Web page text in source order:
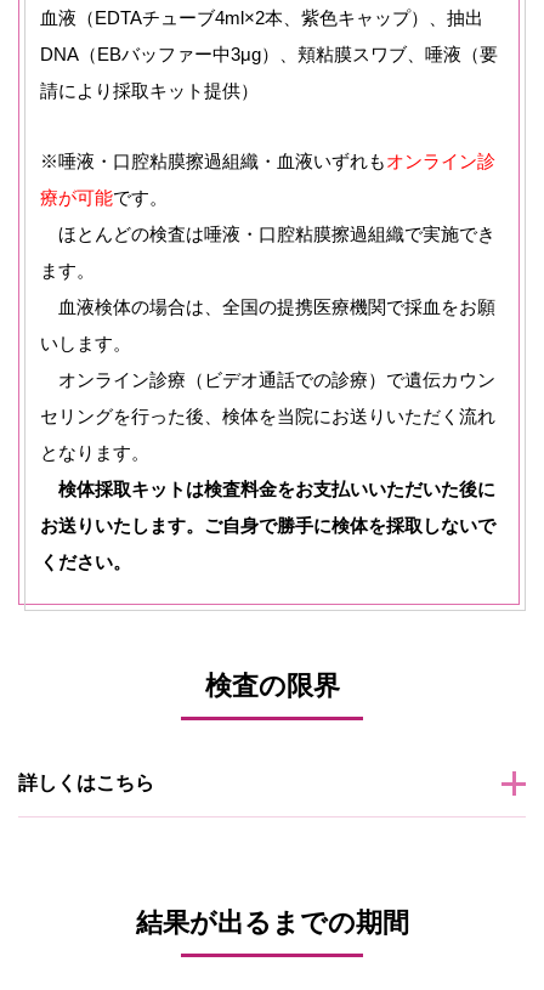
血液（EDTAチューブ4ml×2本、紫色キャップ）、抽出
DNA（EBバッファー中3μg）、頬粘膜スワブ、唾液（要
請により採取キット提供）
※唾液・口腔粘膜擦過組織・血液いずれもオンライン診
療が可能です。
ほとんどの検査は唾液・口腔粘膜擦過組織で実施でき
ます。
血液検体の場合は、全国の提携医療機関で採血をお願
いします。
オンライン診療（ビデオ通話での診療）で遺伝カウン
セリングを行った後、検体を当院にお送りいただく流れ
となります。
検体採取キットは検査料金をお支払いいただいた後に
お送りいたします。ご自身で勝手に検体を採取しないで
ください。
検査の限界
詳しくはこちら
結果が出るまでの期間